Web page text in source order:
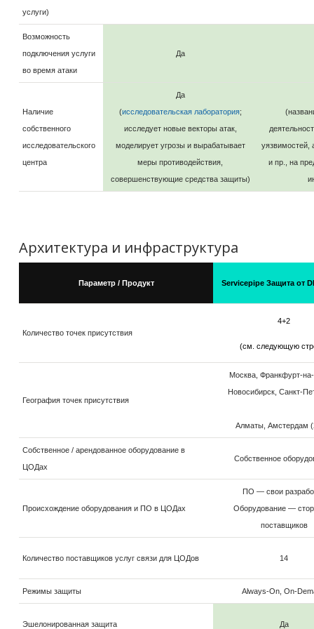
услуги)
Возможность
подключения услуги
во время атаки
Да
Наличие
собственного
исследовательского
центра
Да
(исследовательская лаборатория;
исследует новые векторы атак,
моделирует угрозы и вырабатывает
меры противодействия,
совершенствующие средства защиты)
уязвимостей,
и пр., на
Архитектура и инфраструктура
Параметр / Продукт Servicepipe Защита от
Количество точек присутствия
4+2
(см. следующую
География точек присутствия
Москва, Франкфурт-
Новосибирск, Санкт-
Алматы, Амстердам
Собственное / арендованное оборудование в
ЦОДах
Собственное
Происхождение оборудования и ПО в ЦОДах
ПО — свои
Оборудование —
поставщиков
Количество поставщиков услуг связи для ЦОДов 14
Режимы защиты Always-On, On-
Эшелонированная защита Да